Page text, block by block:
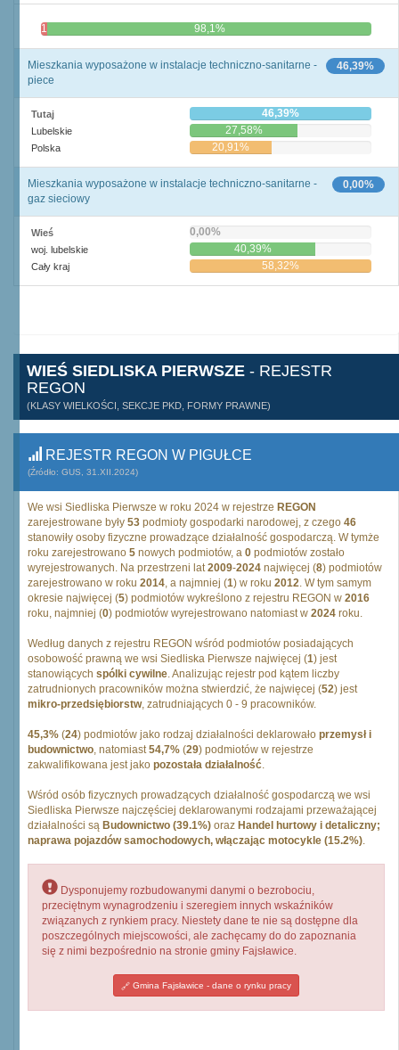
1,9% 98,1%
46,39%
Mieszkania wyposażone w instalacje techniczno-sanitarne -
piece
Tutaj 46,39%
Lubelskie 27,58%
Polska 20,91%
0,00%
Mieszkania wyposażone w instalacje techniczno-sanitarne -
gaz sieciowy
Wieś 0,00%
woj. lubelskie 40,39%
Cały kraj 58,32%
WIEŚ SIEDLISKA PIERWSZE - REJESTR
REGON
(KLASY WIELKOŚCI, SEKCJE PKD, FORMY PRAWNE)
REJESTR REGON W PIGUŁCE
(Źródło: GUS, 31.XII.2024)
We wsi Siedliska Pierwsze w roku 2024 w rejestrze REGON
zarejestrowane były 53 podmioty gospodarki narodowej, z czego 46
stanowiły osoby fizyczne prowadzące działalność gospodarczą. W tymże
roku zarejestrowano 5 nowych podmiotów, a 0 podmiotów zostało
wyrejestrowanych. Na przestrzeni lat2009-2024 najwięcej (8) podmiotów
zarejestrowano w roku 2014, a najmniej (1) w roku 2012. W tym samym
okresie najwięcej (5) podmiotów wykreślono z rejestru REGON w 2016
roku, najmniej (0) podmiotów wyrejestrowano natomiast w 2024 roku.
Według danych z rejestru REGON wśród podmiotów posiadających
osobowość prawną we wsi Siedliska Pierwsze najwięcej (1) jest
stanowiących spólki cywilne. Analizując rejestr pod kątem liczby
zatrudnionych pracowników można stwierdzić, że najwięcej (52) jest
mikro-przedsiębiorstw, zatrudniających 0 - 9 pracowników.
45,3% (24) podmiotów jako rodzaj działalności deklarowało przemysł i
budownictwo, natomiast54,7% (29) podmiotów w rejestrze
zakwalifikowana jest jako pozostała działalność.
Wśród osób fizycznych prowadzących działalność gospodarczą we wsi
Siedliska Pierwsze najczęściej deklarowanymi rodzajami przeważającej
działalności są Budownictwo (39.1%) oraz Handel hurtowy i detaliczny;
naprawa pojazdów samochodowych, włączając motocykle (15.2%).
Dysponujemy rozbudowanymi danymi o bezrobociu,
przeciętnym wynagrodzeniu i szeregiem innych wskaźników
związanych z rynkiem pracy. Niestety dane te nie są dostępne dla
poszczególnych miejscowości, ale zachęcamy do do zapoznania
się z nimi bezpośrednio na stronie gminy Fajsławice.
Gmina Fajsławice - dane o rynku pracy